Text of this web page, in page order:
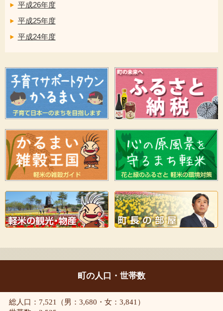
平成26年度
平成25年度
平成24年度
町の人口・世帯数
総人口：7,521（男：3,680・女：3,841）